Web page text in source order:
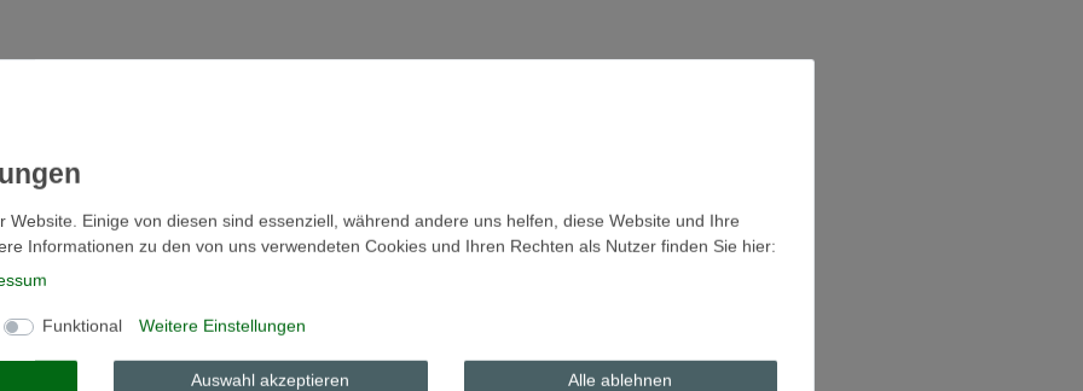
Website. Einige von diesen sind essenziell, während andere uns helfen, diese Website und Ihre
Informationen zu den von uns verwendeten Cookies und Ihren Rechten als Nutzer finden Sie hier:
Funktional Weitere Einstellungen
Auswahl akzeptieren Alle ablehnen